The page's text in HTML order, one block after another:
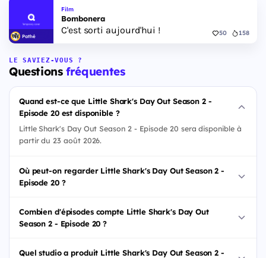
Pathé
Film
Bombonera
C'est sorti aujourd'hui ! 50 158
LE SAVIEZ-VOUS ?
Questionsfréquentes
Quand est-ce que Little Shark's Day Out Season 2 -
Episode 20 est disponible ?
Little Shark's Day Out Season 2 - Episode 20 sera disponible à
partir du 23 août 2026.
Où peut-on regarder Little Shark's Day Out Season 2 -
Episode 20 ?
Combien d'épisodes compte Little Shark's Day Out
Season 2 - Episode 20 ?
Quel studio a produit Little Shark's Day Out Season 2 -